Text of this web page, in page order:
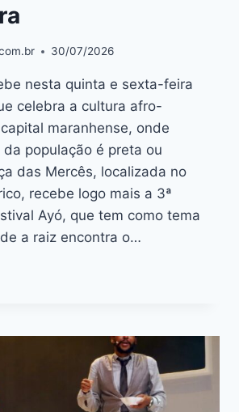
30/07/2026
nesta quinta e sexta-feira
celebra a cultura afro-
maranhense, onde
da população é preta ou
das Mercês, localizada no
recebe logo mais a 3ª
Ayó, que tem como tema
a raiz encontra o…